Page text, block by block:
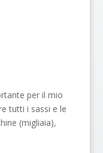
per il mio
tutti i sassi e le
(migliaia),